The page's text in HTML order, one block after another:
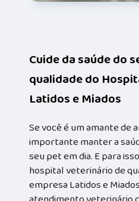
Cuide da saúde do
qualidade do
Latidos e Miados
Se você é um amante de
importante manter a
seu pet em dia. E para
hospital veterinário de
empresa Latidos e